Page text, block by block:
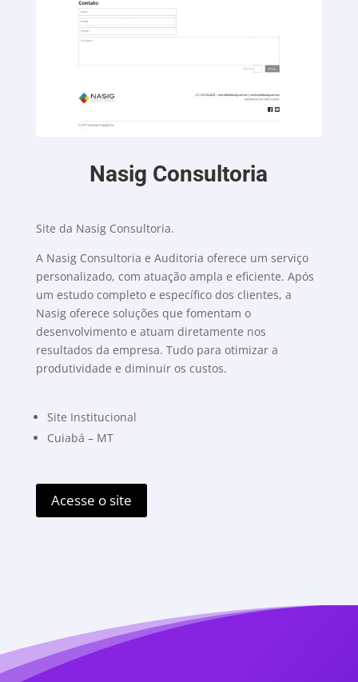
Nasig Consultoria
Site da Nasig Consultoria.
A Nasig Consultoria e Auditoria oferece um serviço
personalizado, com atuação ampla e eficiente. Após
um estudo completo e específico dos clientes, a
Nasig oferece soluções que fomentam o
desenvolvimento e atuam diretamente nos
resultados da empresa. Tudo para otimizar a
produtividade e diminuir os custos.
Site Institucional
Cuiabá – MT
Acesse o site